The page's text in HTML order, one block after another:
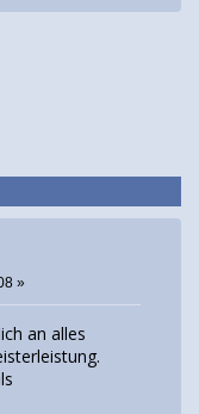
»
an alles